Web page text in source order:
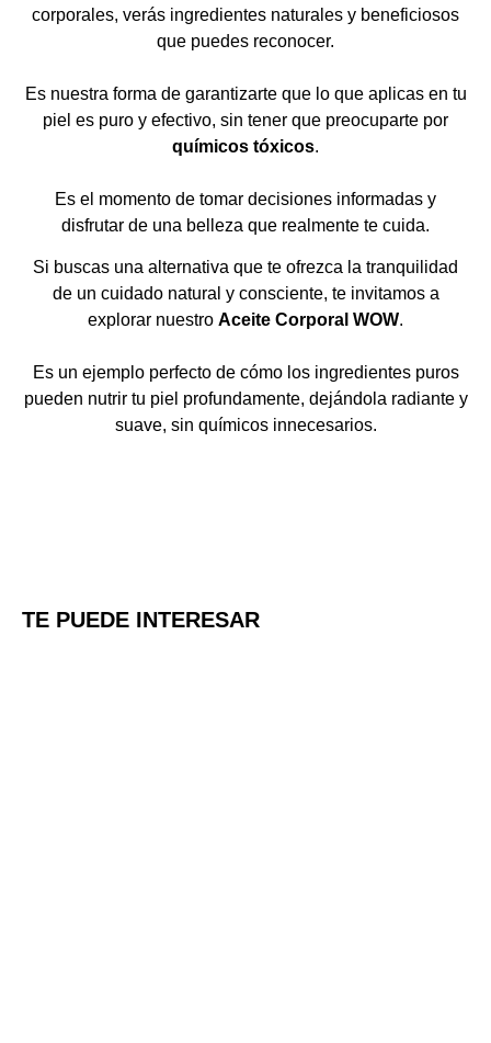
corporales, verás ingredientes naturales y beneficiosos
que puedes reconocer.
Es nuestra forma de garantizarte que lo que aplicas en tu
piel es puro y efectivo, sin tener que preocuparte por
químicos tóxicos.
Es el momento de tomar decisiones informadas y
disfrutar de una belleza que realmente te cuida.
Si buscas una alternativa que te ofrezca la tranquilidad
de un cuidado natural y consciente, te invitamos a
explorar nuestro Aceite Corporal WOW.
Es un ejemplo perfecto de cómo los ingredientes puros
pueden nutrir tu piel profundamente, dejándola radiante y
suave, sin químicos innecesarios.
TE PUEDE INTERESAR